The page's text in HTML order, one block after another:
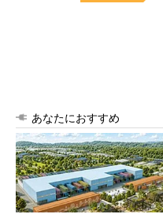
あなたにおすすめ